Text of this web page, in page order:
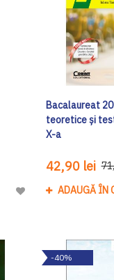
Adaugă
Dorinte
Bacalaureat
teoretice și
X-a
42,90 lei
ADAUGĂ ÎN
-40%